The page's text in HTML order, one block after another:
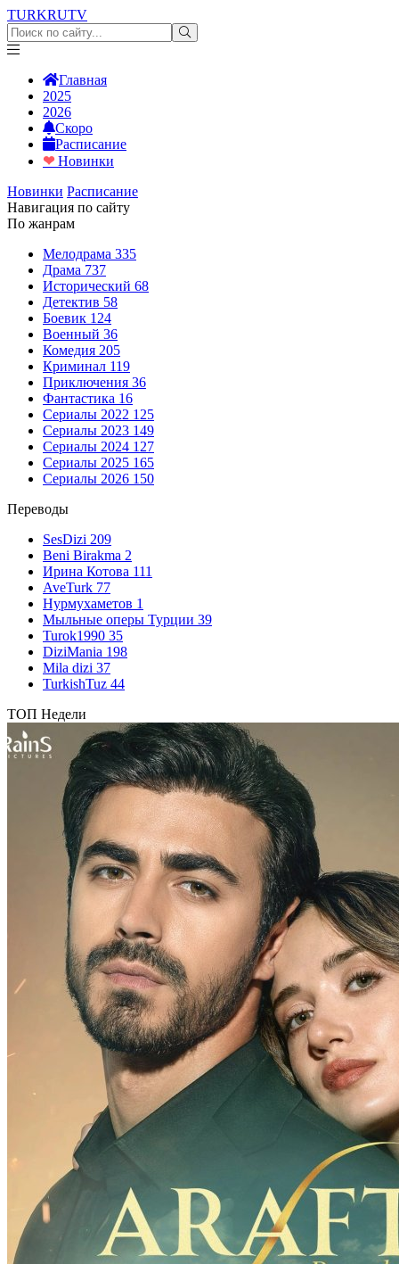
TURKRUTV
Главная
2025
2026
Скоро
Расписание
❤Новинки
Новинки Расписание
Навигация по сайту
По жанрам
Мелодрама 335
Драма 737
Исторический 68
Детектив 58
Боевик 124
Военный 36
Комедия 205
Криминал 119
Приключения 36
Фантастика 16
Сериалы 2022 125
Сериалы 2023 149
Сериалы 2024 127
Сериалы 2025 165
Сериалы 2026 150
Переводы
SesDizi 209
Beni Birakma 2
Ирина Котова 111
AveTurk 77
Нурмухаметов 1
Мыльные оперы Турции 39
Turok1990 35
DiziMania 198
Mila dizi 37
TurkishTuz 44
ТОП Недели